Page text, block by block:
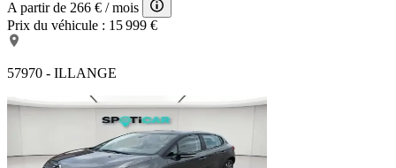
A partir de 266 € / mois
Prix du véhicule : 15 999 €
57970 - ILLANGE